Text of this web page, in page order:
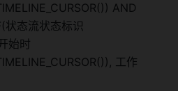
AND
状态流状态标识
始时
工作